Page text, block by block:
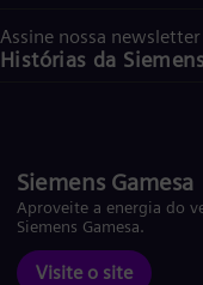
Assine nossa newsletter
Histórias da
Siemens Gamesa
Aproveite a energia do
Siemens Gamesa.
Visite o site